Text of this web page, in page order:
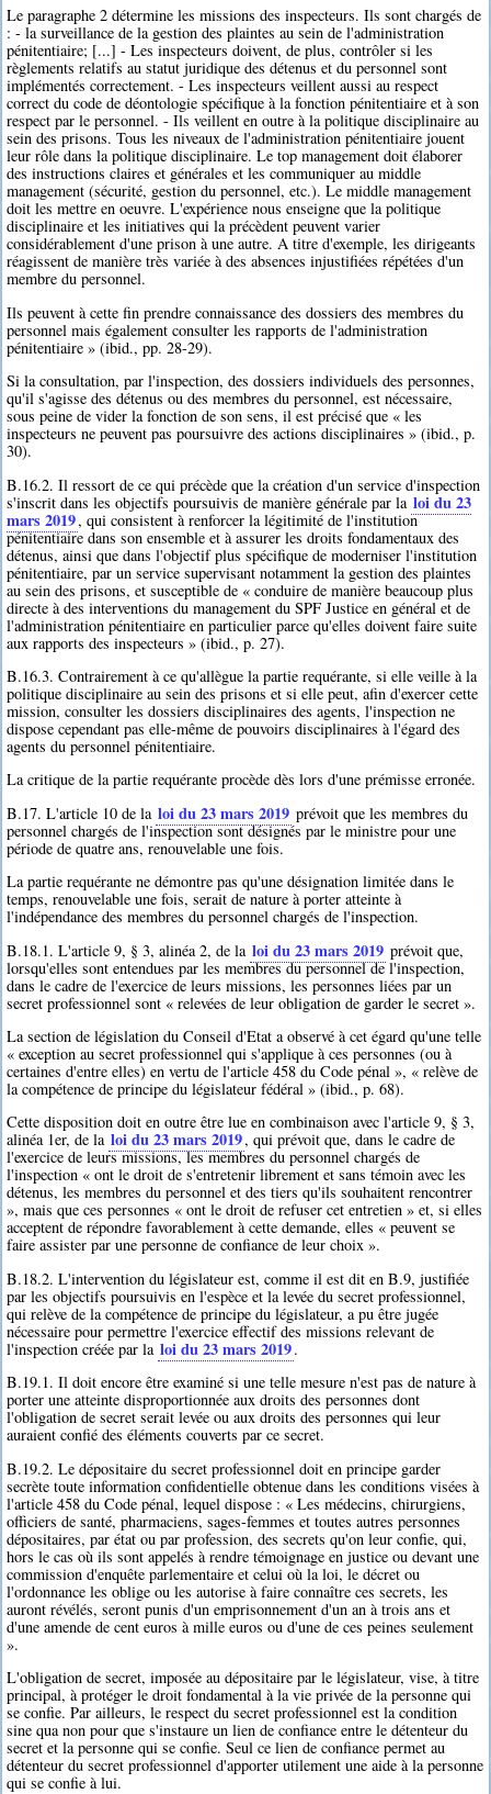
Le paragraphe 2 détermine les missions des inspecteurs. Ils sont chargés de
: - la surveillance de la gestion des plaintes au sein de l'administration
pénitentiaire; [...] - Les inspecteurs doivent, de plus, contrôler si les
règlements relatifs au statut juridique des détenus et du personnel sont
implémentés correctement. - Les inspecteurs veillent aussi au respect
correct du code de déontologie spécifique à la fonction pénitentiaire et à son
respect par le personnel. - Ils veillent en outre à la politique disciplinaire au
sein des prisons. Tous les niveaux de l'administration pénitentiaire jouent
leur rôle dans la politique disciplinaire. Le top management doit élaborer
des instructions claires et générales et les communiquer au middle
management (sécurité, gestion du personnel, etc.). Le middle management
doit les mettre en oeuvre. L'expérience nous enseigne que la politique
disciplinaire et les initiatives qui la précèdent peuvent varier
considérablement d'une prison à une autre. A titre d'exemple, les dirigeants
réagissent de manière très variée à des absences injustifiées répétées d'un
membre du personnel.
Ils peuvent à cette fin prendre connaissance des dossiers des membres du
personnel mais également consulter les rapports de l'administration
pénitentiaire » (ibid., pp. 28-29).
Si la consultation, par l'inspection, des dossiers individuels des personnes,
qu'il s'agisse des détenus ou des membres du personnel, est nécessaire,
sous peine de vider la fonction de son sens, il est précisé que « les
inspecteurs ne peuvent pas poursuivre des actions disciplinaires » (ibid., p.
30).
B.16.2. Il ressort de ce qui précède que la création d'un service d'inspection
s'inscrit dans les objectifs poursuivis de manière générale par la loi du 23
mars 2019, qui consistent à renforcer la légitimité de l'institution
pénitentiaire dans son ensemble et à assurer les droits fondamentaux des
détenus, ainsi que dans l'objectif plus spécifique de moderniser l'institution
pénitentiaire, par un service supervisant notamment la gestion des plaintes
au sein des prisons, et susceptible de « conduire de manière beaucoup plus
directe à des interventions du management du SPF Justice en général et de
l'administration pénitentiaire en particulier parce qu'elles doivent faire suite
aux rapports des inspecteurs » (ibid., p. 27).
B.16.3. Contrairement à ce qu'allègue la partie requérante, si elle veille à la
politique disciplinaire au sein des prisons et si elle peut, afin d'exercer cette
mission, consulter les dossiers disciplinaires des agents, l'inspection ne
dispose cependant pas elle-même de pouvoirs disciplinaires à l'égard des
agents du personnel pénitentiaire.
La critique de la partie requérante procède dès lors d'une prémisse erronée.
B.17. L'article 10 de la loi du 23 mars 2019 prévoit que les membres du
personnel chargés de l'inspection sont désignés par le ministre pour une
période de quatre ans, renouvelable une fois.
La partie requérante ne démontre pas qu'une désignation limitée dans le
temps, renouvelable une fois, serait de nature à porter atteinte à
l'indépendance des membres du personnel chargés de l'inspection.
B.18.1. L'article 9, § 3, alinéa 2, de la loi du 23 mars 2019 prévoit que,
lorsqu'elles sont entendues par les membres du personnel de l'inspection,
dans le cadre de l'exercice de leurs missions, les personnes liées par un
secret professionnel sont « relevées de leur obligation de garder le secret ».
La section de législation du Conseil d'Etat a observé à cet égard qu'une telle
« exception au secret professionnel qui s'applique à ces personnes (ou à
certaines d'entre elles) en vertu de l'article 458 du Code pénal », « relève de
la compétence de principe du législateur fédéral » (ibid., p. 68).
Cette disposition doit en outre être lue en combinaison avec l'article 9, § 3,
alinéa 1er, de la loi du 23 mars 2019, qui prévoit que, dans le cadre de
l'exercice de leurs missions, les membres du personnel chargés de
l'inspection « ont le droit de s'entretenir librement et sans témoin avec les
détenus, les membres du personnel et des tiers qu'ils souhaitent rencontrer
», mais que ces personnes « ont le droit de refuser cet entretien » et, si elles
acceptent de répondre favorablement à cette demande, elles « peuvent se
faire assister par une personne de confiance de leur choix ».
B.18.2. L'intervention du législateur est, comme il est dit en B.9, justifiée
par les objectifs poursuivis en l'espèce et la levée du secret professionnel,
qui relève de la compétence de principe du législateur, a pu être jugée
nécessaire pour permettre l'exercice effectif des missions relevant de
l'inspection créée par la loi du 23 mars 2019.
B.19.1. Il doit encore être examiné si une telle mesure n'est pas de nature à
porter une atteinte disproportionnée aux droits des personnes dont
l'obligation de secret serait levée ou aux droits des personnes qui leur
auraient confié des éléments couverts par ce secret.
B.19.2. Le dépositaire du secret professionnel doit en principe garder
secrète toute information confidentielle obtenue dans les conditions visées à
l'article 458 du Code pénal, lequel dispose : « Les médecins, chirurgiens,
officiers de santé, pharmaciens, sages-femmes et toutes autres personnes
dépositaires, par état ou par profession, des secrets qu'on leur confie, qui,
hors le cas où ils sont appelés à rendre témoignage en justice ou devant une
commission d'enquête parlementaire et celui où la loi, le décret ou
l'ordonnance les oblige ou les autorise à faire connaître ces secrets, les
auront révélés, seront punis d'un emprisonnement d'un an à trois ans et
d'une amende de cent euros à mille euros ou d'une de ces peines seulement
».
L'obligation de secret, imposée au dépositaire par le législateur, vise, à titre
principal, à protéger le droit fondamental à la vie privée de la personne qui
se confie. Par ailleurs, le respect du secret professionnel est la condition
sine qua non pour que s'instaure un lien de confiance entre le détenteur du
secret et la personne qui se confie. Seul ce lien de confiance permet au
détenteur du secret professionnel d'apporter utilement une aide à la personne
qui se confie à lui.